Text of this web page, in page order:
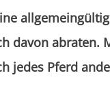
davon abraten.
jedes Pferd